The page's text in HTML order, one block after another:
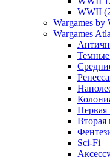
WWII
Wargames by
Wargames
Темные
Первая
Вторая
Sci-Fi